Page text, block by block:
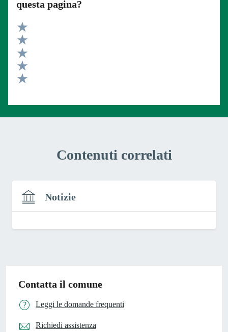
questa pagina?
Valuta 5 stelle su 5
Valuta 4 stelle su 5
Valuta 3 stelle su 5
Valuta 2 stelle su 5
Contenuti correlati
Notizie
Contatta il comune
Leggi le domande frequenti
Richiedi assistenza